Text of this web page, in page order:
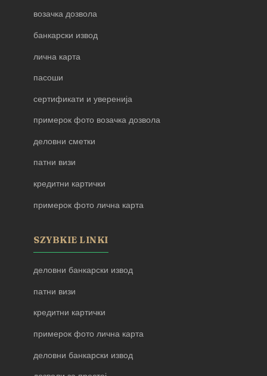
возачка дозвола
банкарски извод
лична карта
пасоши
сертификати и уверенија
примерок фото возачка дозвола
деловни сметки
патни визи
кредитни картички
примерок фото лична карта
SZYBKIE LINKI
деловни банкарски извод
патни визи
кредитни картички
примерок фото лична карта
деловни банкарски извод